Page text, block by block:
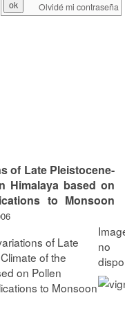
of Late Pleistocene-
Himalaya based on
to Monsoon
of Late
of the
on Pollen
to Monsoon
Olvidé mi contraseña